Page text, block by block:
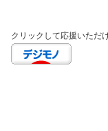
クリックして応援いただ